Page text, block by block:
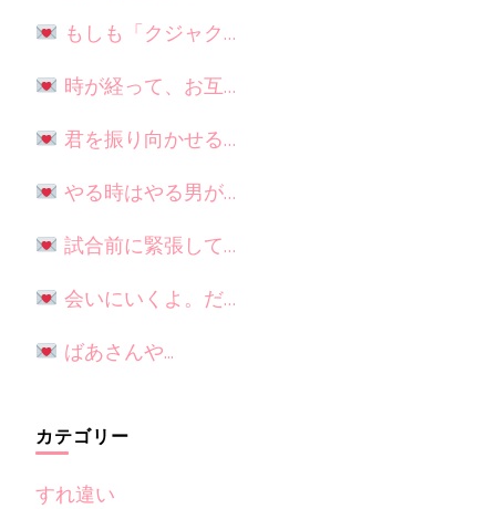
もしも「クジャク…
時が経って、お互…
君を振り向かせる…
やる時はやる男が…
試合前に緊張して…
会いにいくよ。だ…
ばあさんや...
カテゴリー
すれ違い